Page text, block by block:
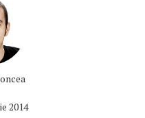
2014